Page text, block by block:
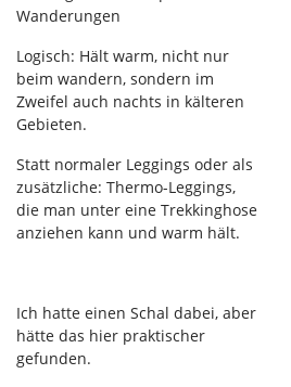
Wanderungen
Logisch: Hält warm, nicht nur
beim wandern, sondern im
Zweifel auch nachts in kälteren
Gebieten.
Statt normaler Leggings oder als
zusätzliche: Thermo-Leggings,
die man unter eine Trekkinghose
anziehen kann und warm hält.
Ich hatte einen Schal dabei, aber
hätte das hier praktischer
gefunden.